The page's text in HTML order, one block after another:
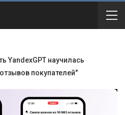
YandexGPT научилась
покупателей"